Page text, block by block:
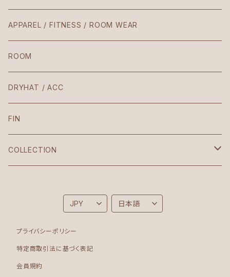
Teresa
Laura / Penelope
The Body
VIntage
Croptop
APPAREL / FITNESS / ROOM WEAR
ROOM
DRYHAT / ACC
FIN
COLLECTION
プライバシーポリシー
特定商取引法に基づく表記
会員規約